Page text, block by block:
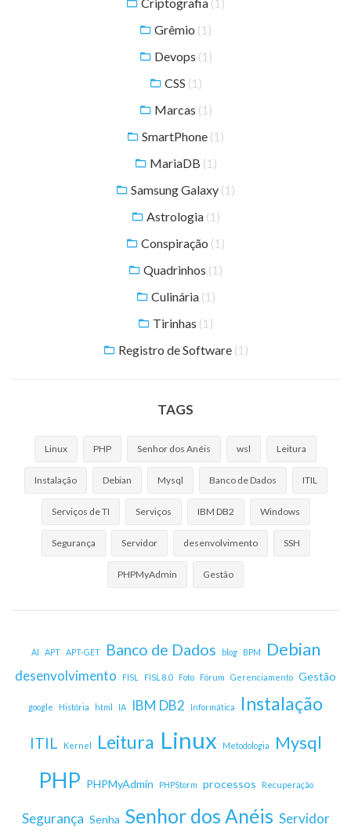
(1)
Grêmio (1)
Devops (1)
CSS (1)
Marcas (1)
SmartPhone (1)
MariaDB (1)
Samsung Galaxy (1)
Astrologia (1)
Conspiração (1)
Quadrinhos (1)
Culinária (1)
Tirinhas (1)
Registro de Software (1)
TAGS
Linux PHP Senhor dos Anéis wsl Leitura
Instalação Debian Mysql Banco de Dados ITIL
Serviços de TI Serviços IBM DB2 Windows
Segurança Servidor desenvolvimento SSH
PHPMyAdmin Gestão
AI APT APT-GET Banco de Dados blog BPM Debian
desenvolvimento FISL FISL 8.0 Foto Fórum Gerenciamento Gestão
google História html IA IBM DB2 Informática Instalação
ITIL Kernel Leitura Linux Metodologia Mysql
PHP PHPMyAdmin PHPStorm processos Recuperação
Segurança Senha Senhor dos Anéis Servidor